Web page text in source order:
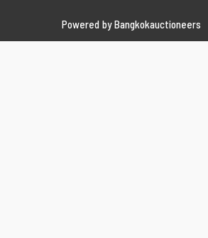
Powered by Bangkokauctioneers